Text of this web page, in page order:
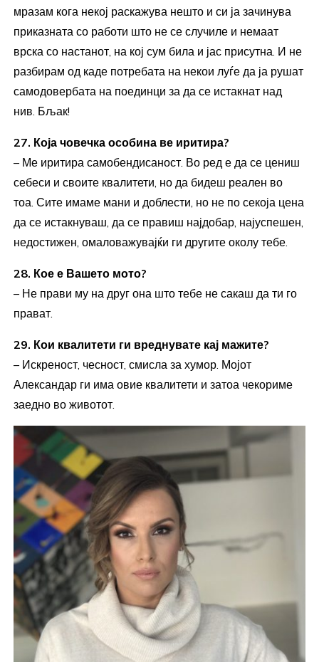
мразам кога некој раскажува нешто и си ја зачинува
приказната со работи што не се случиле и немаат
врска со настанот, на кој сум била и јас присутна. И не
разбирам од каде потребата на некои луѓе да ја рушат
самодовербата на поединци за да се истакнат над
нив. Бљак!
27. Која човечка особина ве иритира?
– Ме иритира самобендисаност. Во ред е да се цениш
себеси и своите квалитети, но да бидеш реален во
тоа. Сите имаме мани и доблести, но не по секоја цена
да се истакнуваш, да се правиш најдобар, најуспешен,
недостижен, омаловажувајќи ги другите околу тебе.
28. Кое е Вашето мото?
– Не прави му на друг она што тебе не сакаш да ти го
прават.
29. Кои квалитети ги вреднувате кај мажите?
– Искреност, чесност, смисла за хумор. Мојот
Александар ги има овие квалитети и затоа чекориме
заедно во животот.